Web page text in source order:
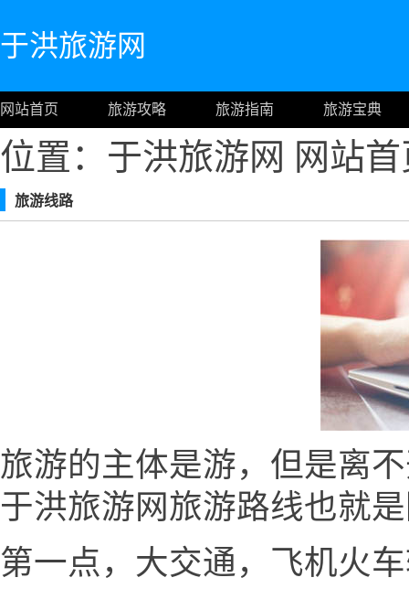
于洪旅游网
网站首页 旅游攻略 旅游指南 旅游宝典
位置：于洪旅游网 网站
旅游线路
旅游的主体是游，但是离
于洪旅游网旅游路线也就
第一点，大交通，飞机火